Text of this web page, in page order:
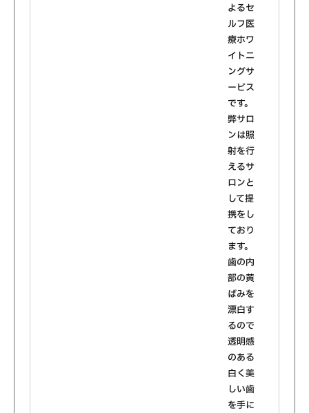
よるセ
ルフ医
療ホワ
イトニ
ングサ
ービス
です。
弊サロ
ンは照
射を行
えるサ
ロンと
して提
携をし
ており
ます。
歯の内
部の黄
ばみを
漂白す
るので
透明感
のある
白く美
しい歯
を手に